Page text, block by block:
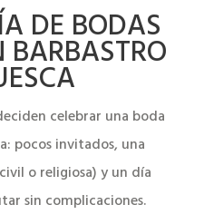
DE BODAS
celebrar una boda
pocos invitados, una
o religiosa) y un día
sin complicaciones.